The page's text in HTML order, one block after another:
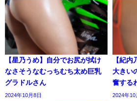
【星乃うめ】自分でお尻が拭け
なさそうなむっちむち太め巨乳
グラドルさん
2024年10月8日
【紀
大きい
奮する
2024年10